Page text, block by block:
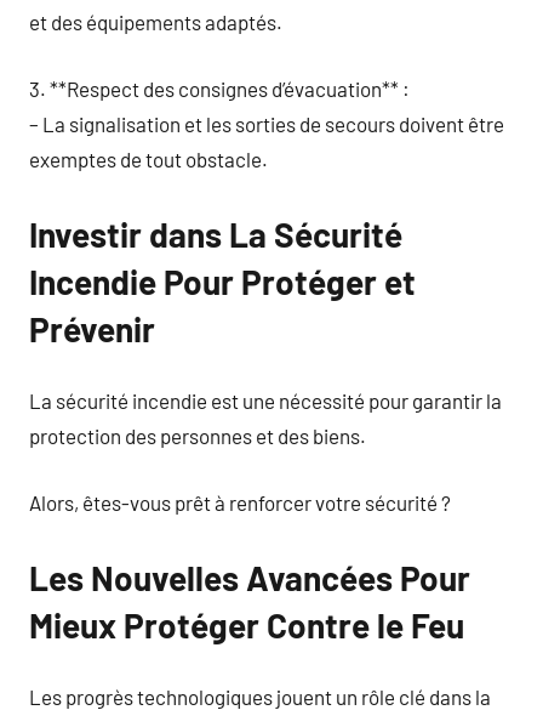
et des équipements adaptés.
3. **Respect des consignes d’évacuation** :
– La signalisation et les sorties de secours doivent être
exemptes de tout obstacle.
Investir dans La Sécurité
Incendie Pour Protéger et
Prévenir
La sécurité incendie est une nécessité pour garantir la
protection des personnes et des biens.
Alors, êtes-vous prêt à renforcer votre sécurité ?
Les Nouvelles Avancées Pour
Mieux Protéger Contre le Feu
Les progrès technologiques jouent un rôle clé dans la